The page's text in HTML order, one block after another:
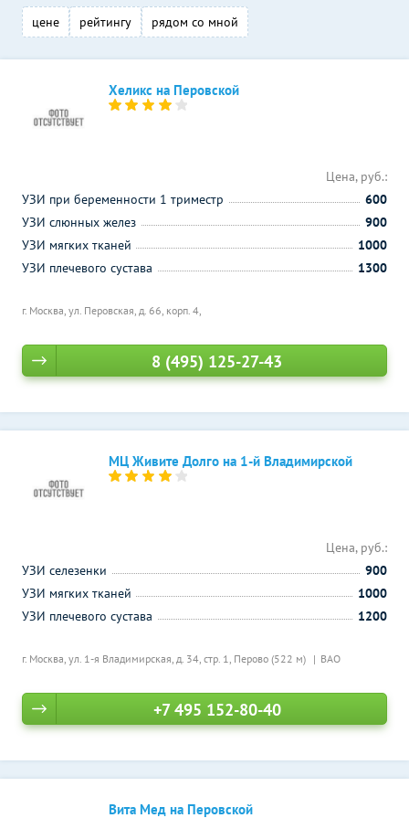
цене рейтингу рядом со мной
Хеликс на Перовской
г. Москва, ул. Перовская, д. 66, корп. 4,
Цена, руб.:
УЗИ при беременности 1 триместр
600
УЗИ слюнных желез
900
УЗИ мягких тканей
1000
УЗИ плечевого сустава
1300
8 (495) 125-27-43
МЦ Живите Долго на 1-й Владимирской
г. Москва, ул. 1-я Владимирская, д. 34, стр. 1, Перово (522 м) ВАО
Цена, руб.:
УЗИ селезенки
900
УЗИ мягких тканей
1000
УЗИ плечевого сустава
1200
+7 495 152-80-40
Вита Мед на Перовской